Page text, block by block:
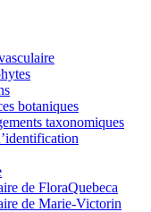
botaniques
taxonomiques
de FloraQuebeca
de Marie-Victorin